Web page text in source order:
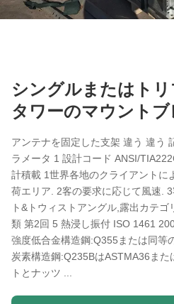
シングルまたはト
タワーのマウントブ
アンテナを固定した支架 違う 違う
ラメータ 1 設計コード ANSI/
計積載 1世界各地のクライアントに
荷エリア. 2客の要求に応じて風速.
ト&トウィストアングル,露出カテ
類 第2回 5 熱浸し振付 ISO 1461
強度低合金構造鋼:Q355または同等
炭素構造鋼:Q235BはASTMA36ま
トとナッツ ...